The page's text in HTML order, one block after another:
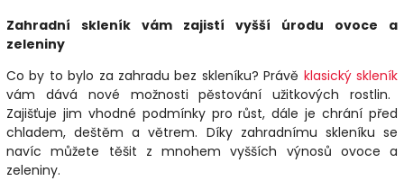
Zahradní skleník vám zajistí vyšší úrodu ovoce a
zeleniny
Co by to bylo za zahradu bez skleníku? Právě klasický skleník
vám dává nové možnosti pěstování užitkových rostlin.
Zajišťuje jim vhodné podmínky pro růst, dále je chrání před
chladem, deštěm a větrem. Díky zahradnímu skleníku se
navíc můžete těšit z mnohem vyšších výnosů ovoce a
zeleniny.